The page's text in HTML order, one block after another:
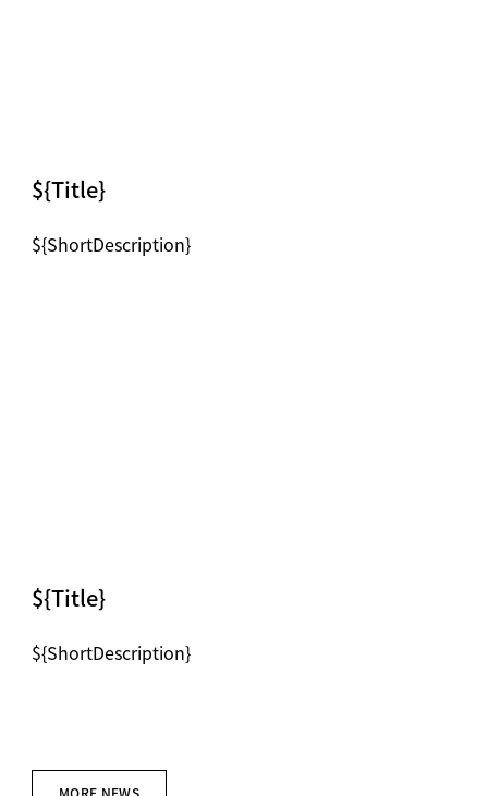
MORE NEWS
${Title}
${ShortDescription}
${Title}
${ShortDescription}